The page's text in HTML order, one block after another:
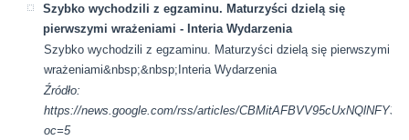
Szybko wychodzili z egzaminu. Maturzyści dzielą się
pierwszymi wrażeniami - Interia Wydarzenia
Szybko wychodzili z egzaminu. Maturzyści dzielą się pierwszymi
wrażeniami&nbsp;&nbsp;Interia Wydarzenia
Źródło:
https://news.google.com/rss/articles/
oc=5